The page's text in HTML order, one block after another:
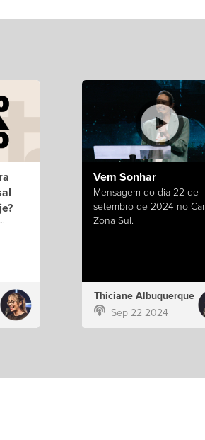
Vem Sonhar
Mensagem do dia 22 de
setembro de 2024 no
Zona Sul.
Thiciane Albuquerque
Sep 22 2024